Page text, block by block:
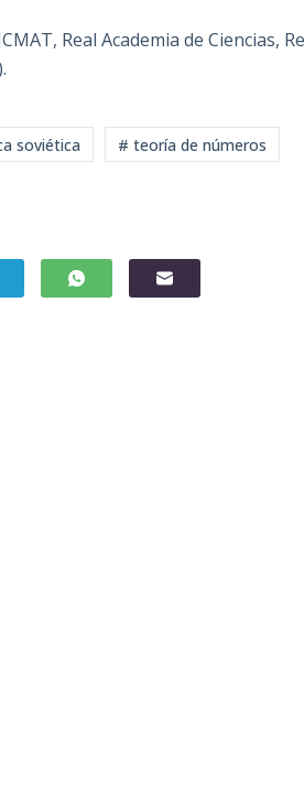
Real Academia de Ciencias,
soviética # teoría de números